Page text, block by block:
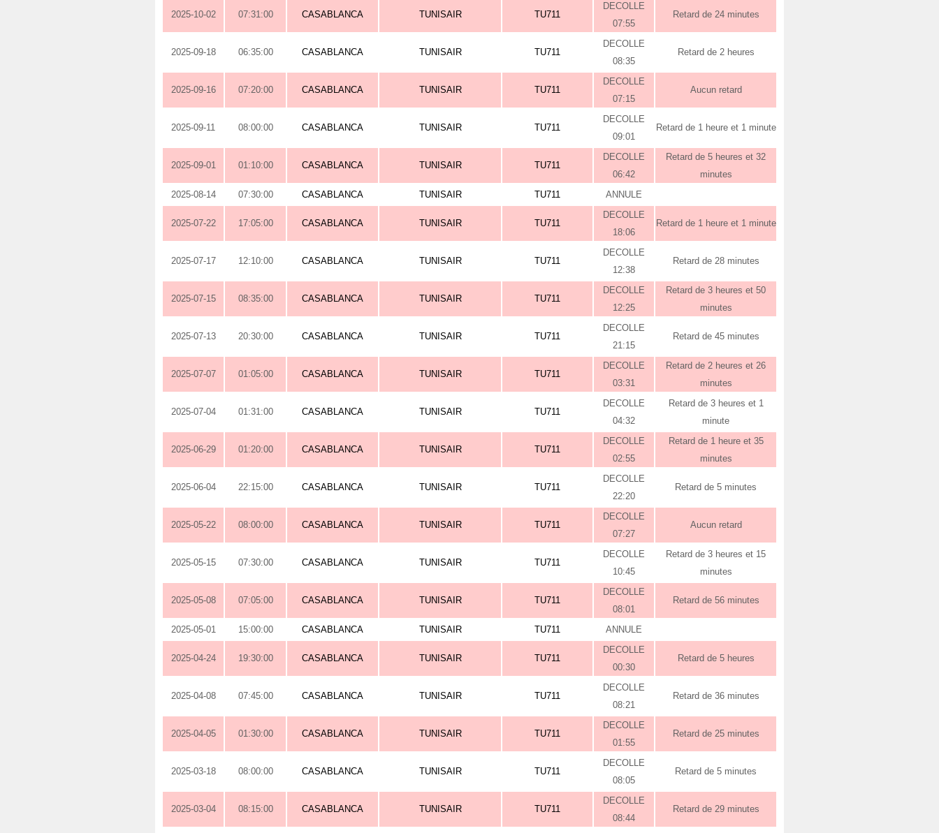
2025-10-02 07:31:00 CASABLANCA TUNISAIR TU711
DECOLLE
07:55
Retard de 24 minutes
2025-09-18 06:35:00 CASABLANCA TUNISAIR TU711
DECOLLE
08:35
Retard de 2 heures
2025-09-16 07:20:00 CASABLANCA TUNISAIR TU711
DECOLLE
07:15
Aucun retard
2025-09-11 08:00:00 CASABLANCA TUNISAIR TU711
DECOLLE
09:01
Retard de 1 heure et 1 minute
2025-09-01 01:10:00 CASABLANCA TUNISAIR TU711
DECOLLE
06:42
Retard de 5 heures et 32
minutes
2025-08-14
07:30:00 CASABLANCA TUNISAIR TU711 ANNULE
2025-07-22 17:05:00 CASABLANCA TUNISAIR TU711
DECOLLE
18:06
Retard de 1 heure et 1 minute
2025-07-17 12:10:00 CASABLANCA TUNISAIR TU711
DECOLLE
12:38
Retard de 28 minutes
2025-07-15 08:35:00 CASABLANCA TUNISAIR TU711
DECOLLE
12:25
Retard de 3 heures et 50
minutes
2025-07-13 20:30:00 CASABLANCA TUNISAIR TU711
DECOLLE
21:15
Retard de 45 minutes
2025-07-07 01:05:00 CASABLANCA TUNISAIR TU711
DECOLLE
03:31
Retard de 2 heures et 26
minutes
2025-07-04 01:31:00 CASABLANCA TUNISAIR TU711
DECOLLE
04:32
Retard de 3 heures et 1
minute
2025-06-29 01:20:00 CASABLANCA TUNISAIR TU711
DECOLLE
02:55
Retard de 1 heure et 35
minutes
2025-06-04 22:15:00 CASABLANCA TUNISAIR TU711
DECOLLE
22:20
Retard de 5 minutes
2025-05-22 08:00:00 CASABLANCA TUNISAIR TU711
DECOLLE
07:27
Aucun retard
2025-05-15 07:30:00 CASABLANCA TUNISAIR TU711
DECOLLE
10:45
Retard de 3 heures et 15
minutes
2025-05-08 07:05:00 CASABLANCA TUNISAIR TU711
DECOLLE
08:01
Retard de 56 minutes
2025-05-01 15:00:00 CASABLANCA TUNISAIR TU711 ANNULE
2025-04-24 19:30:00 CASABLANCA TUNISAIR TU711
DECOLLE
00:30
Retard de 5 heures
2025-04-08 07:45:00 CASABLANCA TUNISAIR TU711
DECOLLE
08:21
Retard de 36 minutes
2025-04-05 01:30:00 CASABLANCA TUNISAIR TU711
DECOLLE
01:55
Retard de 25 minutes
2025-03-18 08:00:00 CASABLANCA TUNISAIR TU711
DECOLLE
08:05
Retard de 5 minutes
2025-03-04 08:15:00 CASABLANCA TUNISAIR TU711
DECOLLE
08:44
Retard de 29 minutes